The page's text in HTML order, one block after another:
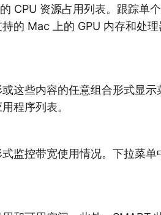
CPU 资源占用列表。跟踪单
的 Mac 上的 GPU 内存和处
这些内容的任意组合形式显
程序列表。
监控带宽使用情况。下拉菜